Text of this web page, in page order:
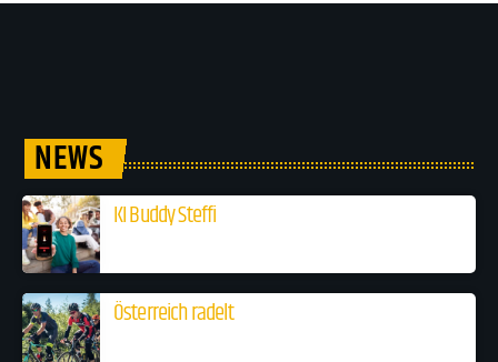
NEWS
KI Buddy Steffi
Österreich radelt